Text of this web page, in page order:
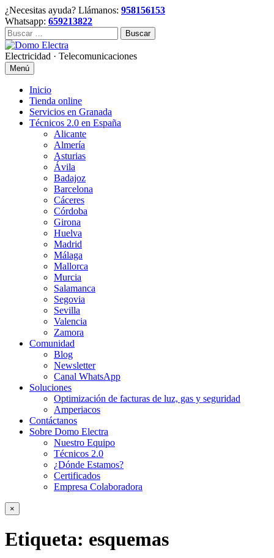
Skip
to
content
¿Necesitas ayuda? Llámanos: 958156153
Whatsapp: 659213822
Buscar:
Electricidad · Telecomunicaciones
Menú
Inicio
Tienda online
Servicios en Granada
Técnicos 2.0 en España
Alicante
Almería
Asturias
Ávila
Badajoz
Barcelona
Cáceres
Córdoba
Girona
Huelva
Madrid
Málaga
Mallorca
Murcia
Salamanca
Segovia
Sevilla
Valencia
Zamora
Comunidad
Blog
Newsletter
Canal WhatsApp
Soluciones
Optimización de facturas de luz, gas y seguridad
Amperiacos
Contáctanos
Sobre Domo Electra
Nuestro Equipo
Técnicos 2.0
¿Dónde Estamos?
Certificados
Empresa Colaboradora
×
Etiqueta: esquemas